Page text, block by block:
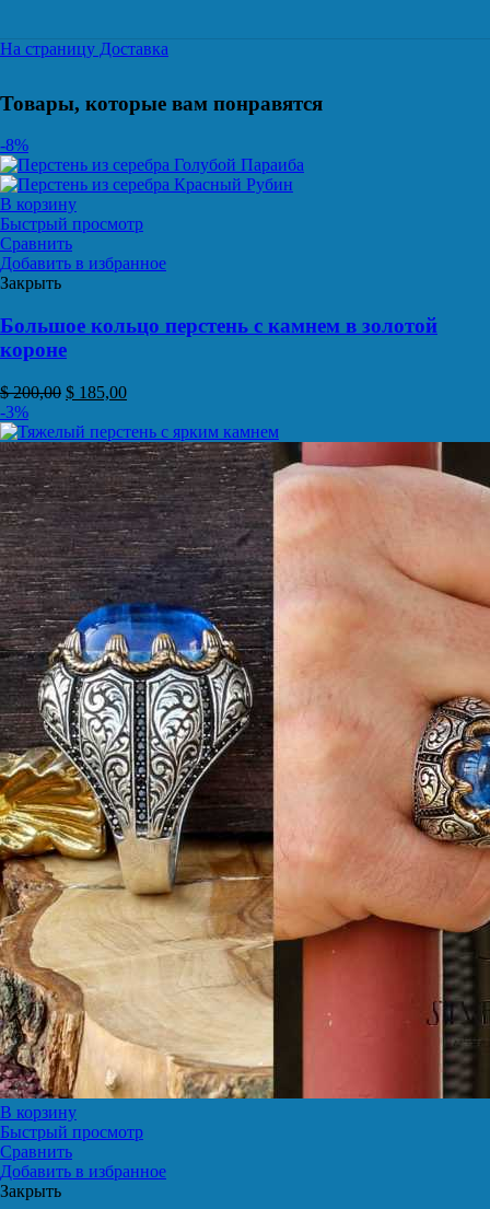
На страницу Доставка
Товары, которые вам понравятся
-8%
В корзину
Быстрый просмотр
Сравнить
Добавить в избранное
Закрыть
Большое кольцо перстень с камнем в золотой
короне
$200,00 $ 185,00
-3%
В корзину
Быстрый просмотр
Сравнить
Добавить в избранное
Закрыть